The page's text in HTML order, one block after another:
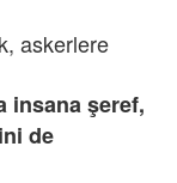
askerlere
insana şeref,
de